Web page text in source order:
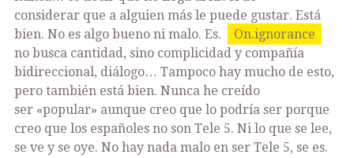
considerar que a alguien más le puede gustar. Está
bien. No es algo bueno ni malo. Es.
On.ignorance
no busca cantidad, sino complicidad y compañía
bidireccional, diálogo… Tampoco hay mucho de esto,
pero también está bien. Nunca he creído
ser «popular» aunque creo que lo podría ser porque
creo que los españoles no son Tele 5. Ni lo que se lee,
se ve y se oye. No hay nada malo en ser Tele 5, se es.